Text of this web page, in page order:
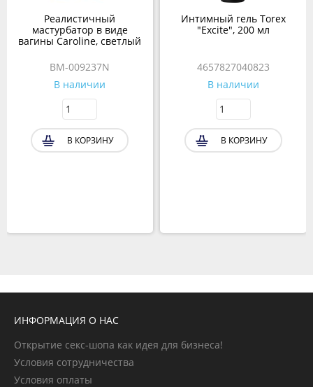
Реалистичный
мастурбатор в виде
вагины Caroline, светлый
BM-009237N
В наличии
В КОРЗИНУ
Интимный гель Torex
"Excite", 200 мл
4657827040823
В наличии
В КОРЗИНУ
ИНФОРМАЦИЯ О НАС
Открытие секс-шопа как идея для бизнеса!
Условия сотрудничества
Условия оплаты